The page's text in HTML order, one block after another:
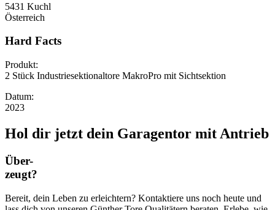
5431 Kuchl
Österreich
Hard Facts
Produkt:
2 Stück Industriesektionaltore MakroPro mit Sichtsektion
Datum:
2023
Hol dir jetzt dein Garagentor mit Antrieb
Über-
zeugt?
Bereit, dein Leben zu erleichtern? Kontaktiere uns noch heute und